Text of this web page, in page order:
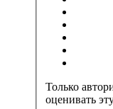
Только
оценивать